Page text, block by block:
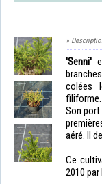
»
'Senni'
colées
filiforme.
Son port
aéré. Il
Ce
2010